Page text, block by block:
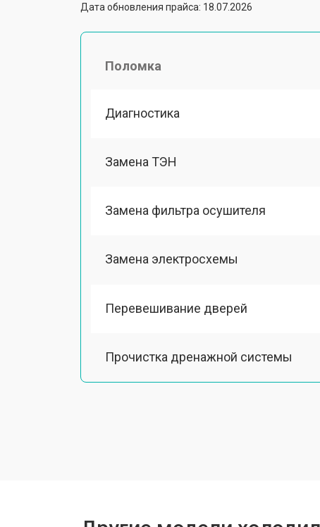
Дата обновления прайса: 18.07.2026
Поломка
Диагностика
Замена ТЭН
Замена фильтра осушителя
Замена электросхемы
Перевешивание дверей
Прочистка дренажной системы